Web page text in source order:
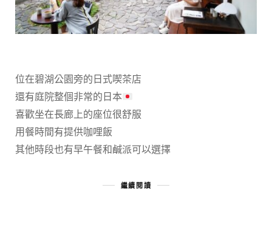
位在碧湖公園旁的日式喫茶店
還有庭院整個非常的日本
喜歡坐在長廊上的座位很舒服
用餐時間有提供咖哩飯
其他時段也有早午餐和鹹派可以選擇
繼續閱讀